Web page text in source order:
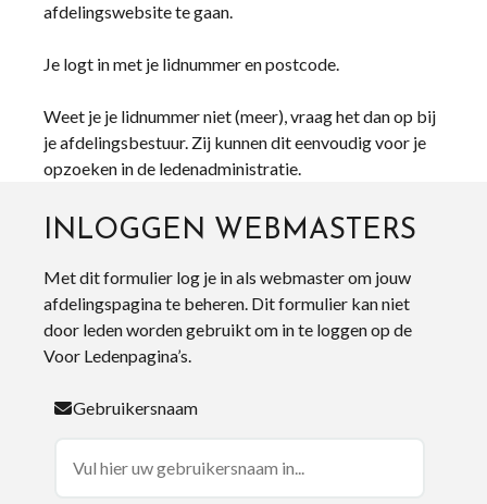
afdelingswebsite te gaan.
Je logt in met je lidnummer en postcode.
Weet je je lidnummer niet (meer), vraag het dan op bij
je afdelingsbestuur. Zij kunnen dit eenvoudig voor je
opzoeken in de ledenadministratie.
INLOGGEN WEBMASTERS
Met dit formulier log je in als webmaster om jouw
afdelingspagina te beheren. Dit formulier kan niet
door leden worden gebruikt om in te loggen op de
Voor Ledenpagina’s.
Gebruikersnaam